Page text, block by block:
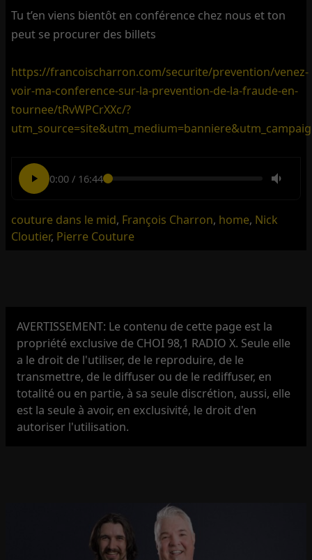
Tu t’en viens bientôt en conférence chez nous et ton
peut se procurer des billets
https://francoischarron.com/securite/prevention/venez-
voir-ma-conference-sur-la-prevention-de-la-fraude-en-
tournee/tRvWPCrXXc/?
0:00/ 16:44
couture dans le mid, François Charron, home, Nick
Cloutier, Pierre Couture
AVERTISSEMENT: Le contenu de cette page est la
propriété exclusive de CHOI 98,1 RADIO X. Seule elle
a le droit de l'utiliser, de le reproduire, de le
transmettre, de le diffuser ou de le rediffuser, en
totalité ou en partie, à sa seule discrétion, aussi, elle
est la seule à avoir, en exclusivité, le droit d'en
autoriser l'utilisation.